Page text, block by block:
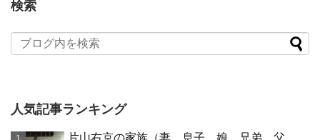
検索
人気記事ランキング
片山右京の家族（妻、息子、娘、兄弟、父、